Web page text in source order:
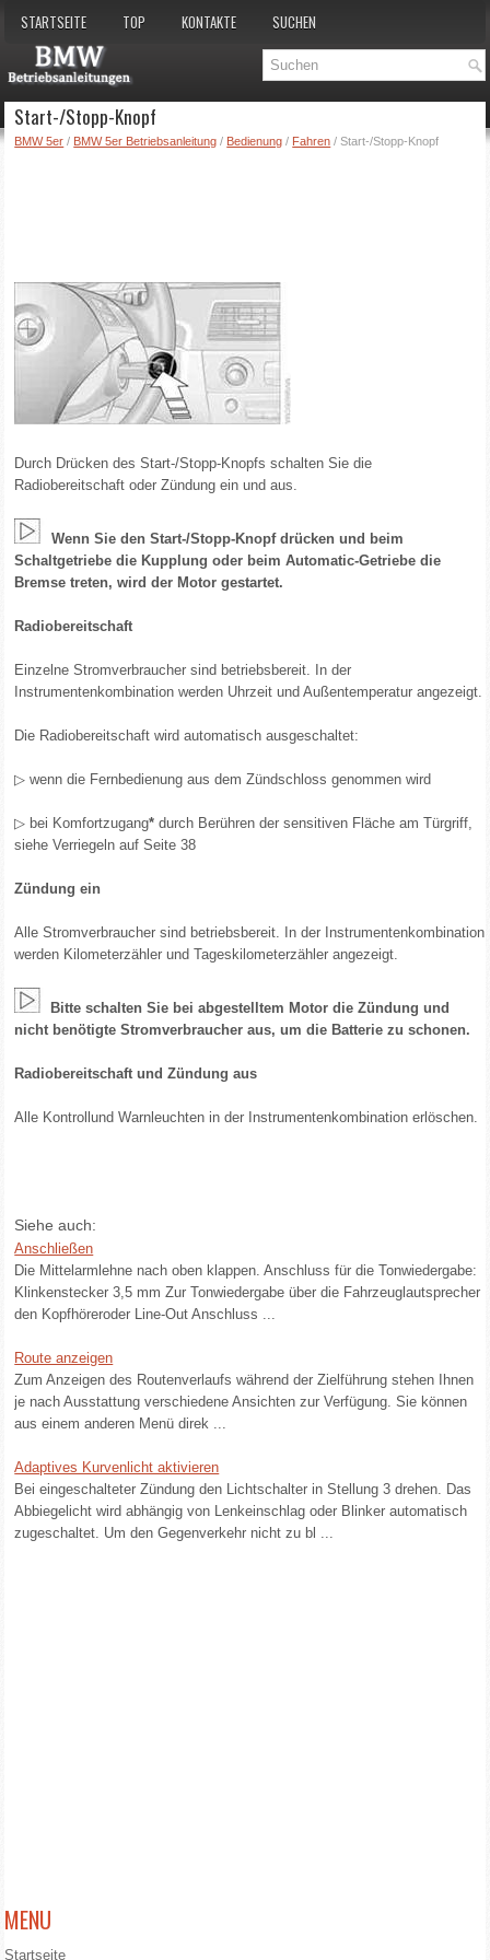
STARTSEITE TOP KONTAKTE SUCHEN
Start-/Stopp-Knopf
BMW 5er / BMW 5er Betriebsanleitung / Bedienung / Fahren / Start-/Stopp-Knopf
Durch Drücken des Start-/Stopp-Knopfs schalten Sie die
Radiobereitschaft oder Zündung ein und aus.
Wenn Sie den Start-/Stopp-Knopf drücken und beim
Schaltgetriebe die Kupplung oder beim Automatic-Getriebe die
Bremse treten, wird der Motor gestartet.
Radiobereitschaft
Einzelne Stromverbraucher sind betriebsbereit. In der
Instrumentenkombination werden Uhrzeit und Außentemperatur angezeigt.
Die Radiobereitschaft wird automatisch ausgeschaltet:
▷ wenn die Fernbedienung aus dem Zündschloss genommen wird
▷ bei Komfortzugang*durch Berühren der sensitiven Fläche am Türgriff,
siehe Verriegeln auf Seite 38
Zündung ein
Alle Stromverbraucher sind betriebsbereit. In der Instrumentenkombination
werden Kilometerzähler und Tageskilometerzähler angezeigt.
Bitte schalten Sie bei abgestelltem Motor die Zündung und
nicht benötigte Stromverbraucher aus, um die Batterie zu schonen.
Radiobereitschaft und Zündung aus
Alle Kontrollund Warnleuchten in der Instrumentenkombination erlöschen.
Siehe auch:
Anschließen
Die Mittelarmlehne nach oben klappen. Anschluss für die Tonwiedergabe:
Klinkenstecker 3,5 mm Zur Tonwiedergabe über die Fahrzeuglautsprecher
den Kopfhöreroder Line-Out Anschluss ...
Route anzeigen
Zum Anzeigen des Routenverlaufs während der Zielführung stehen Ihnen
je nach Ausstattung verschiedene Ansichten zur Verfügung. Sie können
aus einem anderen Menü direk ...
Adaptives Kurvenlicht aktivieren
Bei eingeschalteter Zündung den Lichtschalter in Stellung 3 drehen. Das
Abbiegelicht wird abhängig von Lenkeinschlag oder Blinker automatisch
zugeschaltet. Um den Gegenverkehr nicht zu bl ...
MENU
Startseite